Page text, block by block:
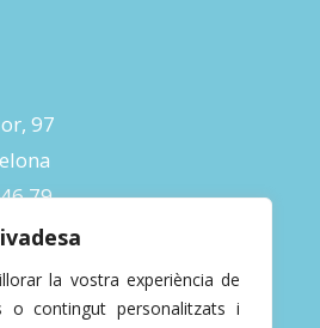
la vostra experiència de
o contingut personalitzats i
97
79
26